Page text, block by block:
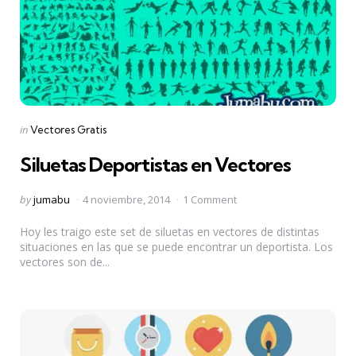
Categories
Posted
inVectores Gratis
Siluetas Deportistas en Vectores
Posted
byjumabu 4 noviembre, 2014 1 Comment
Hoy les traigo este set de siluetas en vectores de distintas
situaciones en las que se puede encontrar un deportista. Los
vectores son de...